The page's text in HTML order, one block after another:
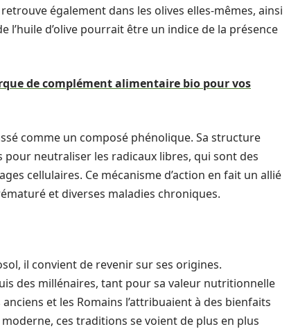
également dans les olives elles-mêmes, ainsi
l’huile d’olive pourrait être un indice de la présence
de complément alimentaire bio pour vos
comme un composé phénolique. Sa structure
neutraliser les radicaux libres, qui sont des
cellulaires. Ce mécanisme d’action en fait un allié
et diverses maladies chroniques.
il convient de revenir sur ses origines.
des millénaires, tant pour sa valeur nutritionnelle
et les Romains l’attribuaient à des bienfaits
ces traditions se voient de plus en plus